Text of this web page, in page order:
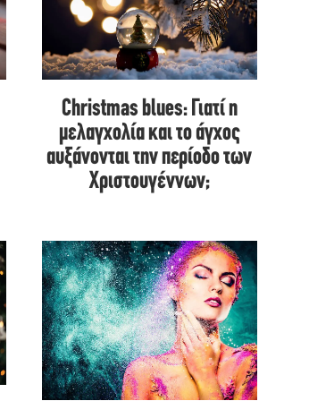
Christmas blues: Γιατί η
μελαγχολία και το άγχος
αυξάνονται την περίοδο των
Χριστουγέννων;